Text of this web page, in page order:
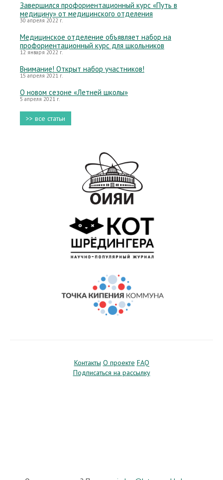
Завершился профориентационный курс «Путь в
медицину» от медицинского отделения
30 апреля 2022 г.
Медицинское отделение объявляет набор на
профориентационный курс для школьников
12 января 2022 г.
Внимание! Открыт набор участников!
15 апреля 2021 г.
О новом сезоне «Летней школы»
5 апреля 2021 г.
>> все статьи
Контакты О проекте FAQ
Подписаться на рассылку